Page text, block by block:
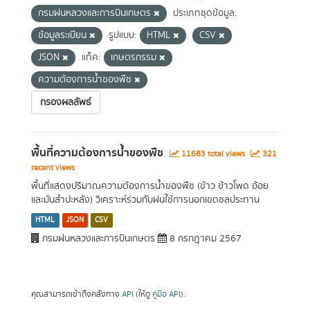
กรมฝนหลวงและการบินเกษตร
ประเภทชุดข้อมูล:
ข้อมูลระเบียน
รูปแบบ: HTML
CSV
JSON
แท็ค:
เกษตรกรรม
ความต้องการน้ำของพืช
กรองผลลัพธ์
พื้นที่ความต้องการน้ำของพืช 11683 total views
321
recent views
พื้นที่แสดงปริมาณความต้องการน้ำของพืช (ข้าว ข้าวโพด อ้อย
และมันสำปะหลัง) วิเคราะห์ร่วมกับฝนใช้การนอกเขตชลประทาน
HTML JSON CSV
กรมฝนหลวงและการบินเกษตร 8 กรกฎาคม 2567
คุณสามารถเข้าถึงคลังทาง API (ให้ดู คู่มือ API).